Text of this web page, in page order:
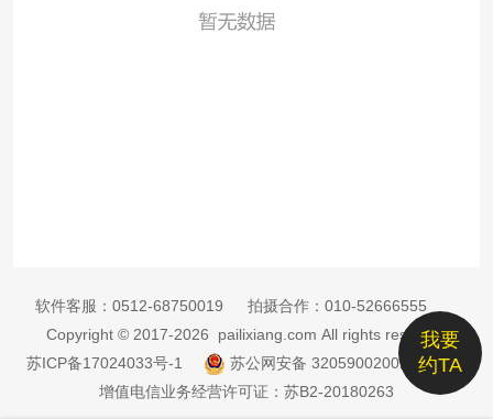
我要
约TA
软件客服： 0512-68750019 拍摄合作： 010-52666555
Copyright © 2017-2026 pailixiang.com All rights reserved
苏ICP备17024033号-1
苏公网安备 32059002002885号
增值电信业务经营许可证：苏B2-20180263